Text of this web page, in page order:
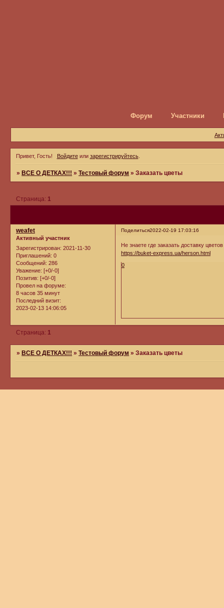
Форум Участники
Привет, Гость! Войдитеили зарегистрируйтесь.
» ВСЕ О ДЕТКАХ!!! »Тестовый форум »Заказать цветы
Страница: 1
Поделиться2022-02-19 17:03:16
weafet
Активный участник
Зарегистрирован: 2021-11-30
Приглашений: 0
Сообщений: 286
Уважение: [+0/-0]
Позитив: [+0/-0]
Провел на форуме:
8 часов 35 минут
Последний визит:
2023-02-13 14:06:05
Не знаете где заказать доставку
https://buket-express.ua/herson.html
0
Страница: 1
» ВСЕ О ДЕТКАХ!!! »Тестовый форум »Заказать цветы